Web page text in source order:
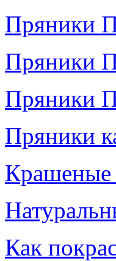
Пряники
Пряники
Пряники
Пряники
Крашеные
Как